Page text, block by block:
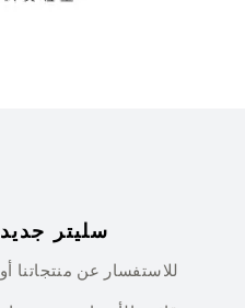
سليتر جديد
للاستفسار عن منتجاتنا أو